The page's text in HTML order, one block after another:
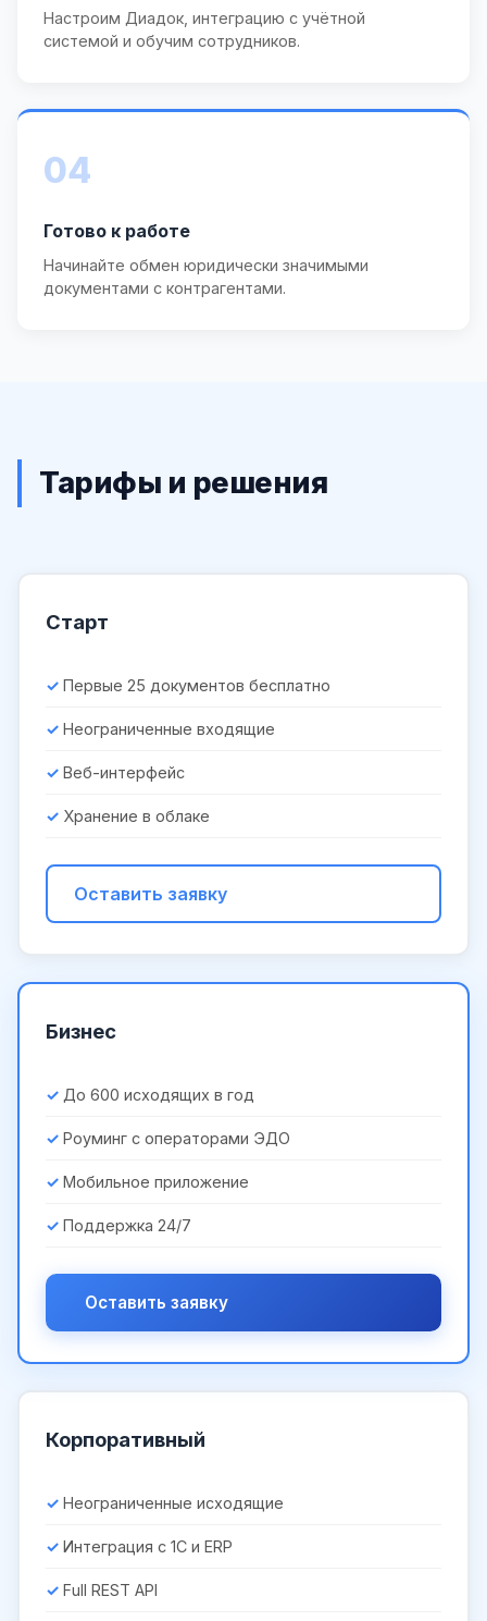
Настроим Диадок, интеграцию с учётной
системой и обучим сотрудников.
04
Готово к работе
Начинайте обмен юридически значимыми
документами с контрагентами.
Тарифы и решения
Старт
Первые 25 документов бесплатно
Неограниченные входящие
Веб-интерфейс
Хранение в облаке
Оставить заявку
Бизнес
До 600 исходящих в год
Роуминг с операторами ЭДО
Мобильное приложение
Поддержка 24/7
Оставить заявку
Корпоративный
Неограниченные исходящие
Интеграция с 1С и ERP
Full REST API